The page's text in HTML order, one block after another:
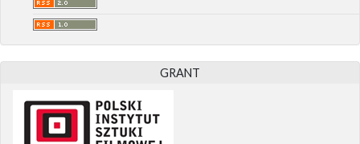
GRANT